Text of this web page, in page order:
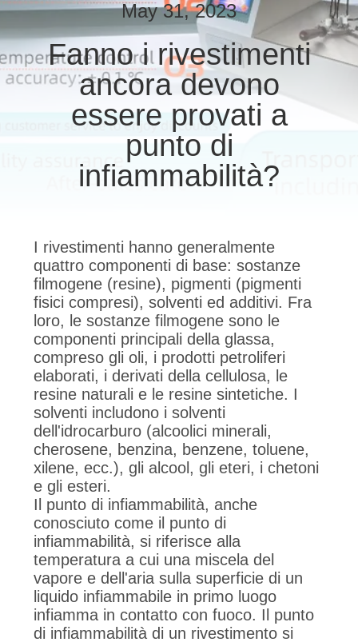
CONTROLLO
DI
QUALITÀ
CONTATTICI
RICHIEDA
UNA
MAPPA
DEL
SITO
PRIVACY
POLICY
May 31, 2023
Fanno i rivestimenti
ancora devono
essere provati a
punto di
infiammabilità?
I rivestimenti hanno generalmente
quattro componenti di base: sostanze
filmogene (resine), pigmenti (pigmenti
fisici compresi), solventi ed additivi. Fra
loro, le sostanze filmogene sono le
componenti principali della glassa,
compreso gli oli, i prodotti petroliferi
elaborati, i derivati della cellulosa, le
resine naturali e le resine sintetiche. I
solventi includono i solventi
dell'idrocarburo (alcoolici minerali,
cherosene, benzina, benzene, toluene,
xilene, ecc.), gli alcool, gli eteri, i chetoni
e gli esteri.
Il punto di infiammabilità, anche
conosciuto come il punto di
infiammabilità, si riferisce alla
temperatura a cui una miscela del
vapore e dell'aria sulla superficie di un
liquido infiammabile in primo luogo
infiamma in contatto con fuoco. Il punto
di infiammabilità di un rivestimento si